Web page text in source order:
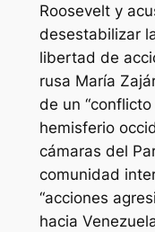
Roosevelt y
desestabilizar
libertad de
rusa María
de un
hemisferio
cámaras del
comunidad
“acciones
hacia